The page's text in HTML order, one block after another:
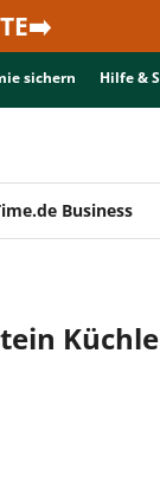
sichern Hilfe &
Business